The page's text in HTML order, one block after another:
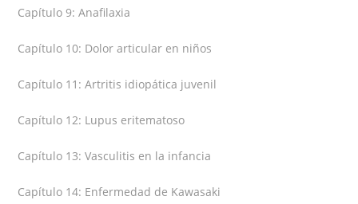
Capítulo 9: Anafilaxia
Capítulo 10: Dolor articular en niños
Capítulo 11: Artritis idiopática juvenil
Capítulo 12: Lupus eritematoso
Capítulo 13: Vasculitis en la infancia
Capítulo 14: Enfermedad de Kawasaki